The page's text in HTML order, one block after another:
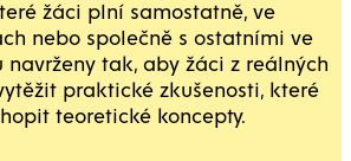
žáci plní samostatně, ve
nebo společně s ostatními ve
navrženy tak, aby žáci z reálných
praktické zkušenosti, které
teoretické koncepty.